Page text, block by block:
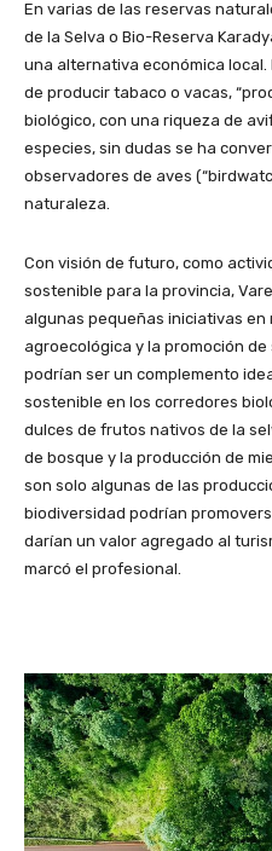
En varias de las reservas
de la Selva o Bio-Reserva
una alternativa económica
de producir tabaco o vacas,
biológico, con una riqueza de
especies, sin dudas se ha
observadores de aves
naturaleza.
Con visión de futuro, como
sostenible para la provincia,
algunas pequeñas iniciativas en
agroecológica y la promoción
podrían ser un complemento
sostenible en los corredores
dulces de frutos nativos de la
de bosque y la producción de
son solo algunas de las
biodiversidad podrían
darían un valor agregado al
marcó el profesional.